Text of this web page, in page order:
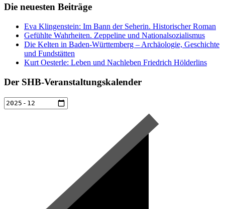
Die neuesten Beiträge
Eva Klingenstein: Im Bann der Seherin. Historischer Roman
Gefühlte Wahrheiten. Zeppeline und Nationalsozialismus
Die Kelten in Baden-Württemberg – Archäologie, Geschichte
und Fundstätten
Kurt Oesterle: Leben und Nachleben Friedrich Hölderlins
Der SHB-Veranstaltungskalender